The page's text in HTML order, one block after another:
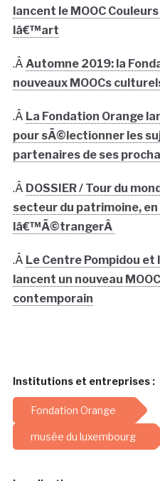
lancent le MOOC
lâ€™art
.Â Automne 2019: la
nouveaux MOOCs
.Â La Fondation Orange
pour sÃ©lectionner les
partenaires de ses
.Â DOSSIER / Tour du
secteur du patrimoine, en
lâ€™Ã©trangerÂ
.Â Le Centre Pompidou et
lancent un nouveau
contemporain
Institutions et entreprises :
Fondation Orange
musée du luxembourg